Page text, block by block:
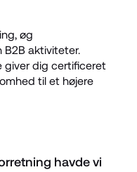
øg
aktiviteter.
giver dig certificeret
til et højere
havde vi